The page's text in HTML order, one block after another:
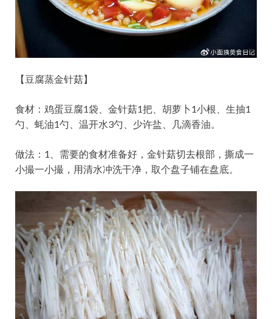
【豆腐蒸金针菇】
食材：鸡蛋豆腐1袋、金针菇1把、胡萝卜1小根、生抽1
勺、蚝油1勺、温开水3勺、少许盐、几滴香油。
做法：1、需要的食材准备好，金针菇切去根部，撕成一
小撮一小撮，用清水冲洗干净，取个盘子铺在盘底。